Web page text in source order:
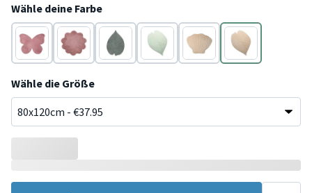
Wähle deine Farbe
Rosa Rosa Grün Grün Beige
Beige
Wähle die Größe